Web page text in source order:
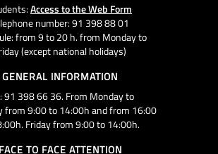
Access to the Web Form
number: 91 398 88 01
from 9 to 20 h. from Monday to
(except national holidays)
GENERAL INFORMATION
91 398 66 36. From Monday to
from 9:00 to 14:00h and from 16:00
Friday from 9:00 to 14:00h.
FACE TO FACE ATTENTION